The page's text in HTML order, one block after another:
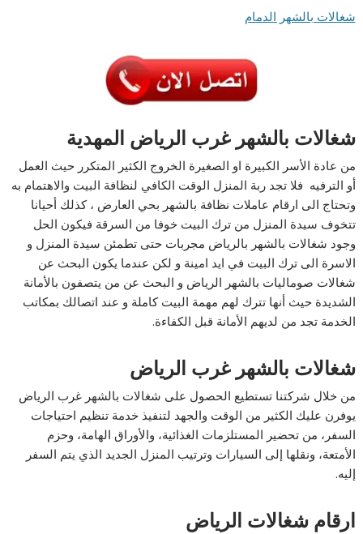
شغالات بالشهر الدمام
شغالات بالشهر غرب الرياض المهدية
من عادة الأسر الكبيرة او الصغيرة الخروج الكثير المتكرر حيث العمل
أو الترفيه فلا تجد ربة المنزل الوقت الكافي لنظافة البيت والاهتمام به
وتحتاج الى ارقام عاملات نظافة بالشهر بحي العارض ، كذلك أحيانا
تتخوف سيدة المنزل من ترك البيت خوفا من السرقة فيكون الحل
وجود شغالات بالشهر بالرياض مجربات حتى تطمئن سيدة المنزل و
الاسرة الى ترك البيت في ايد امينة و لكن عندما يكون البحث عن
شغالات صوماليات بالشهر الرياض و البحث عن من يتصفون بالأمانة
الشديدة حيث أنها تترك لهم مهمة البيت كاملة و عند اتصالك بمكاتب
الخدمة تجد من لديهم الأمانة قبل الكفاءة.
شغالات بالشهر غرب الرياض
من خلال شركتنا تستطيع الحصول على شغالات بالشهر غرب الرياض
يوفرن عليك الكثير من الوقت والجهد لتنفيذ خدمة تنظيم احتياجات
السفر، من تحضير المستلزمات الغذائية، والأوراق الهامة، وحزم
الأمتعة، ونقلها إلى السيارات وترتيب المنزل الجديد الذي يتم السفر
إليه.
ارقام شغالات الرياض